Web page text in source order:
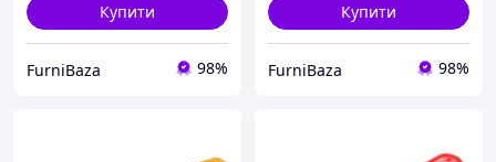
Купити
FurniBaza 98%
Купити
FurniBaza 98%